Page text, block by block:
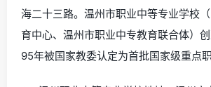
海二十三路。温州市职业中等专业学校
育中心、温州市职业中专教育联合体）
95年被国家教委认定为首批国家级重点职